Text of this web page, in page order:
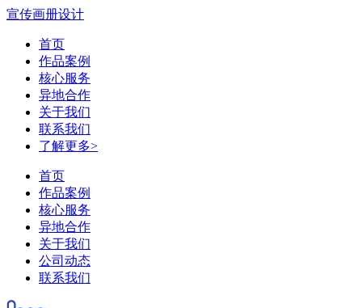
宣传画册设计
首页
作品案例
核心服务
异地合作
关于我们
联系我们
了解更多>
首页
作品案例
核心服务
异地合作
关于我们
公司动态
联系我们